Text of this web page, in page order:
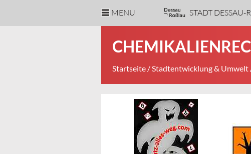
MENU STADT DESSAU-
Startseite /Stadtentwicklung & Umwelt